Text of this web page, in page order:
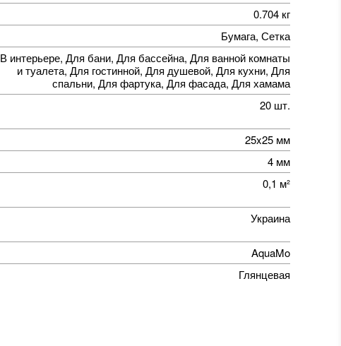
0.704 кг
Бумага, Сетка
В интерьере, Для бани, Для бассейна, Для ванной комнаты
и туалета, Для гостинной, Для душевой, Для кухни, Для
спальни, Для фартука, Для фасада, Для хамама
20 шт.
25x25 мм
4 мм
0,1 м²
Украина
AquaMo
Глянцевая